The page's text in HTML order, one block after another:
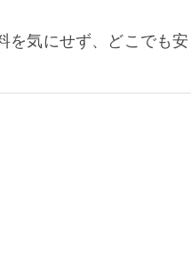
を気にせず、どこでも安